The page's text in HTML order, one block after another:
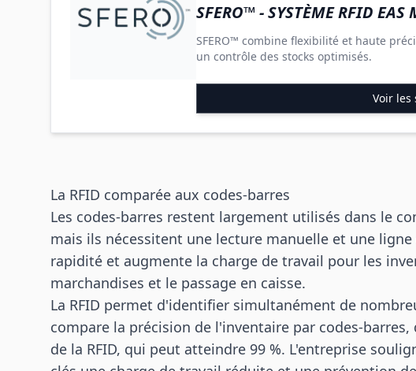
SFERO™ - SYSTÈME RFID EAS
SFERO™ combine flexibilité et haute
un contrôle des stocks optimisés.
Voir les
La RFID comparée aux codes-barres
Les codes-barres restent largement utilisés dans le
mais ils nécessitent une lecture manuelle et une
rapidité et augmente la charge de travail pour les
marchandises et le passage en caisse.
La RFID permet d'identifier simultanément de
compare la précision de l'inventaire par codes-
de la RFID, qui peut atteindre 99 %. L'entreprise